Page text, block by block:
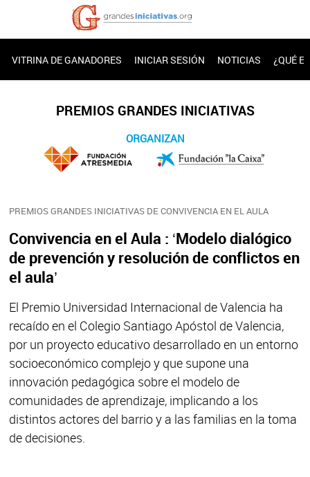
VITRINA DE GANADORES INICIAR SESIÓN NOTICIAS ¿QUÉ
PREMIOS GRANDES INICIATIVAS
ORGANIZAN
PREMIOS GRANDES INICIATIVAS DE CONVIVENCIA EN EL AULA
Convivencia en el Aula : ‘Modelo dialógico
de prevención y resolución de conflictos en
el aula’
El Premio Universidad Internacional de Valencia ha
recaído en el Colegio Santiago Apóstol de Valencia,
por un proyecto educativo desarrollado en un entorno
socioeconómico complejo y que supone una
innovación pedagógica sobre el modelo de
comunidades de aprendizaje, implicando a los
distintos actores del barrio y a las familias en la toma
de decisiones.